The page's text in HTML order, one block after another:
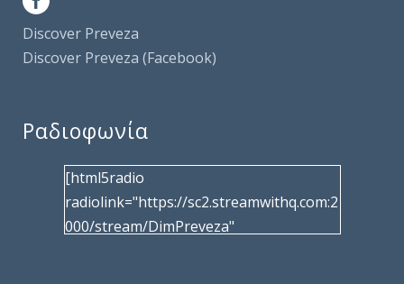
Discover Preveza
Discover Preveza (Facebook)
Ραδιοφωνία
[html5radio
radiolink="https://sc2.streamwithq.com:2
000/stream/DimPreveza"